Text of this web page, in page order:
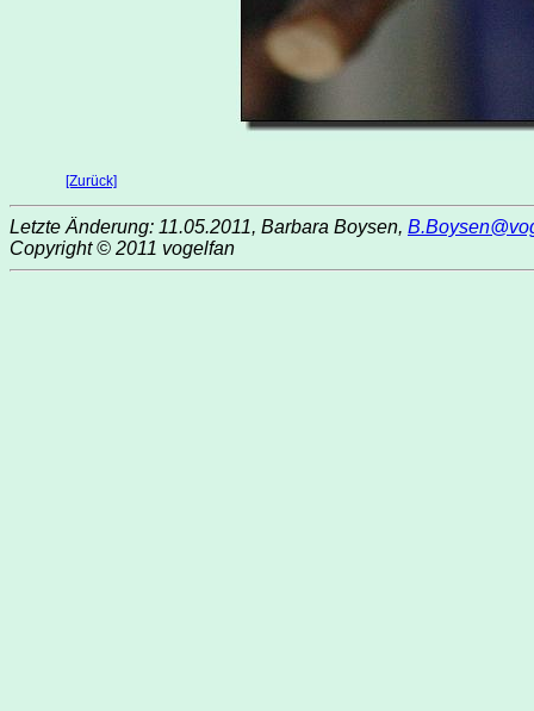
[Zurück]
Letzte Änderung: 11.05.2011, Barbara Boysen,
Copyright © 2011 vogelfan